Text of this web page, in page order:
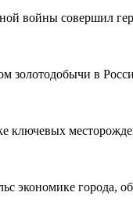
войны совершил
золотодобычи в
ключевых
экономике города,